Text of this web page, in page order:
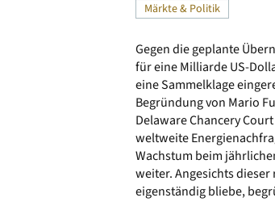
Märkte & Politik
Gegen die geplante
für eine Milliarde US-
eine Sammelklage
Begründung von Mario
Delaware Chancery
weltweite
Wachstum beim
weiter. Angesichts
eigenständig bliebe,